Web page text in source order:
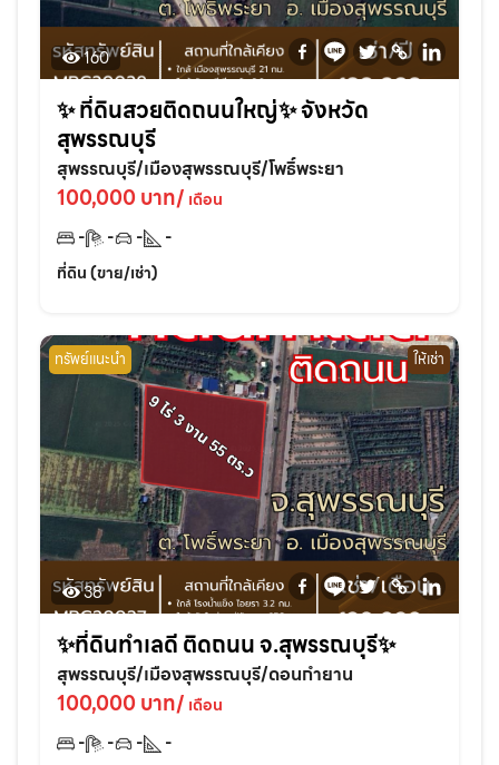
160
✨ ที่ดินสวยติดถนนใหญ่✨ จังหวัด
สุพรรณบุรี
สุพรรณบุรี/เมืองสุพรรณบุรี/โพธิ์พระยา
100,000 บาท/ เดือน
-
- -
-
ที่ดิน (ขาย/เช่า)
ทรัพย์แนะนำ ให้เช่า
38
✨ที่ดินทำเลดี ติดถนน จ.สุพรรณบุรี✨
สุพรรณบุรี/เมืองสุพรรณบุรี/ดอนกำยาน
100,000 บาท/ เดือน
-
- -
-